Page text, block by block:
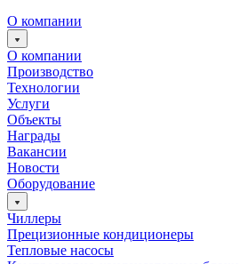
О компании
О компании
Производство
Технологии
Услуги
Объекты
Награды
Вакансии
Новости
Оборудование
Чиллеры
Прецизионные кондиционеры
Тепловые насосы